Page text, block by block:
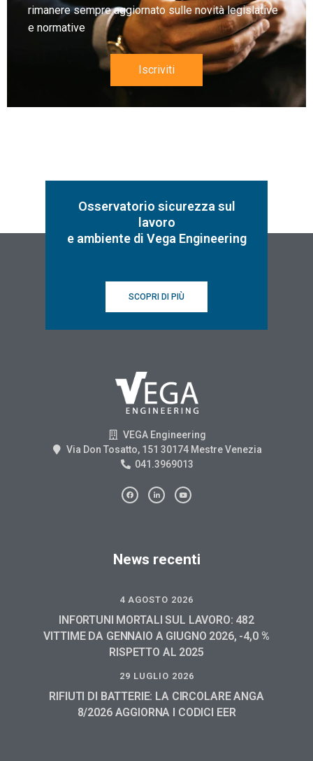
rimanere sempre aggiornato sulle novità legislative
e normative
Iscriviti
Osservatorio sicurezza sul
lavoro
e ambiente di Vega Engineering
SCOPRI DI PIÙ
VEGA Engineering
Via Don Tosatto, 151 30174 Mestre Venezia
041.3969013
News recenti
4 AGOSTO 2026
INFORTUNI MORTALI SUL LAVORO: 482
VITTIME DA GENNAIO A GIUGNO 2026, -4,0 %
RISPETTO AL 2025
29 LUGLIO 2026
RIFIUTI DI BATTERIE: LA CIRCOLARE ANGA
8/2026 AGGIORNA I CODICI EER